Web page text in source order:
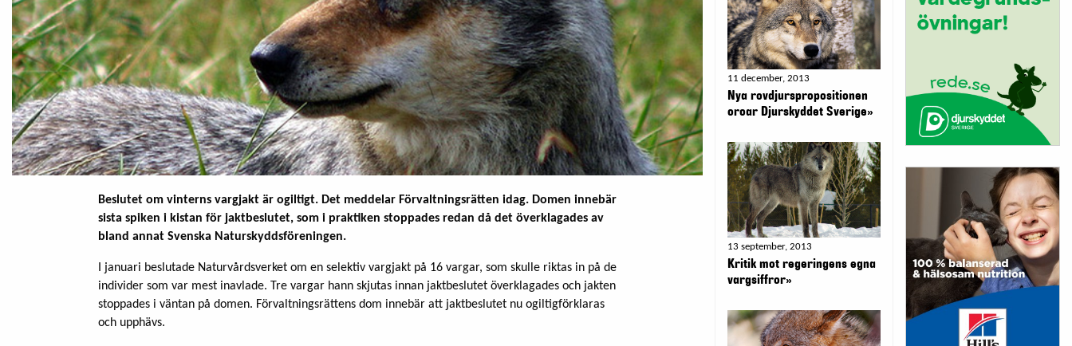
Beslutet om vinterns vargjakt är ogiltigt. Det meddelar Förvaltningsrätten idag. Domen innebär
sista spiken i kistan för jaktbeslutet, som i praktiken stoppades redan då det överklagades av
bland annat Svenska Naturskyddsföreningen.
I januari beslutade Naturvårdsverket om en selektiv vargjakt på 16 vargar, som skulle riktas in på de
individer som var mest inavlade. Tre vargar hann skjutas innan jaktbeslutet överklagades och jakten
stoppades i väntan på domen. Förvaltningsrättens dom innebär att jaktbeslutet nu ogiltigförklaras
och upphävs.
11 december, 2013
Nya rovdjurspropositionen
oroar Djurskyddet Sverige»
13 september, 2013
Kritik mot regeringens egna
vargsiffror»